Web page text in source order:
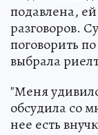
подавлена,
разговоров.
поговорить
выбрала
"Меня
обсудила со
нее есть